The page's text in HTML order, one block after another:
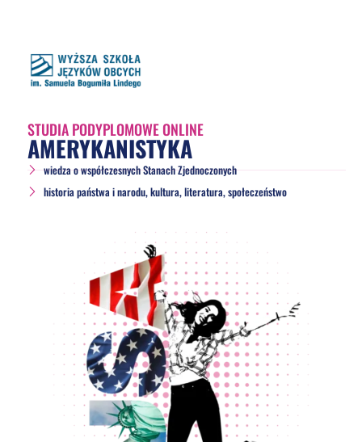
STUDIA PODYPLOMOWE ONLINE
AMERYKANISTYKA
wiedza o współczesnych Stanach Zjednoczonych
historia państwa i narodu, kultura, literatura, społeczeństwo